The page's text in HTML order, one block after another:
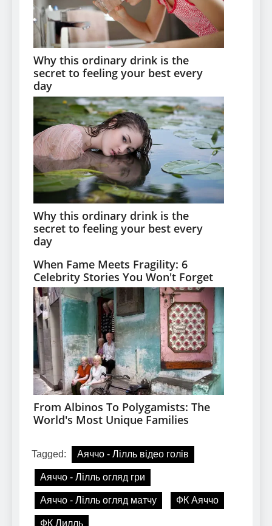
Tagged: Аяччо - Лілль відео голів
Аяччо - Лілль огляд гри
Аяччо - Лілль огляд матчу ФК Аяччо
ФК Лилль